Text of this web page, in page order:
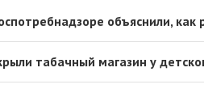
объяснили,
табачный магазин у